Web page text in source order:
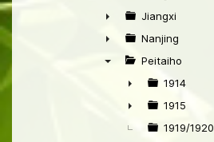
►
►
Jiangxi
►
Nanjing
Peitaiho
►
1914
►
1915
1919/1920